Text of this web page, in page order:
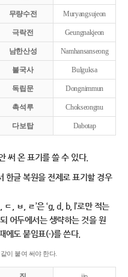
무량수전 Muryangsujeon
극락전 Geungnakjeon
남한산성 Namhansanseong
불국사 Bulguksa
독립문 Dongnimmun
촉석루 Chokseongnu
다보탑 Dabotap
써 온 표기를 쓸 수 있다.
한글 복원을 전제로 표기할 경우
, ㅂ, ㄹ’은 ‘g, d, b, l’로만 적는
어두에서는 생략하는 것을 원
에도 붙임표(-)를 쓴다.
이 붙여 써야 한다.